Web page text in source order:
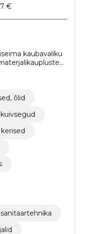
€
kaubavaliku
õlid
sanitaartehnika